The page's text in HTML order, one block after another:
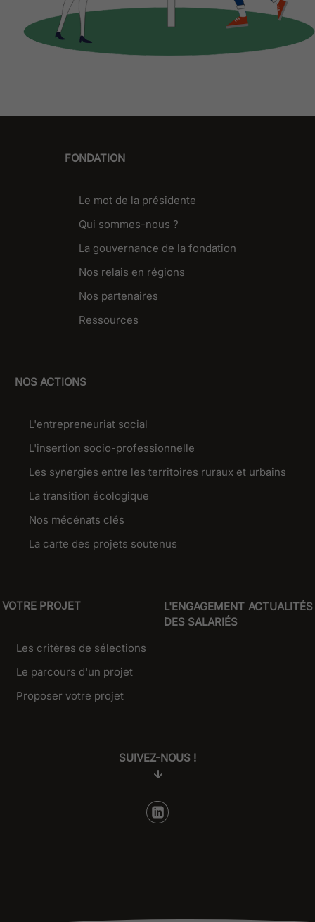
FONDATION
Le mot de la présidente
Qui sommes-nous ?
La gouvernance de la fondation
Nos relais en régions
Nos partenaires
Ressources
NOS ACTIONS
L'entrepreneuriat social
L'insertion socio-professionnelle
Les synergies entre les territoires ruraux et urbains
La transition écologique
Nos mécénats clés
La carte des projets soutenus
VOTRE PROJET
Les critères de sélections
Le parcours d'un projet
Proposer votre projet
L'ENGAGEMENT
DES SALARIÉS
ACTUALITÉS
SUIVEZ-NOUS !